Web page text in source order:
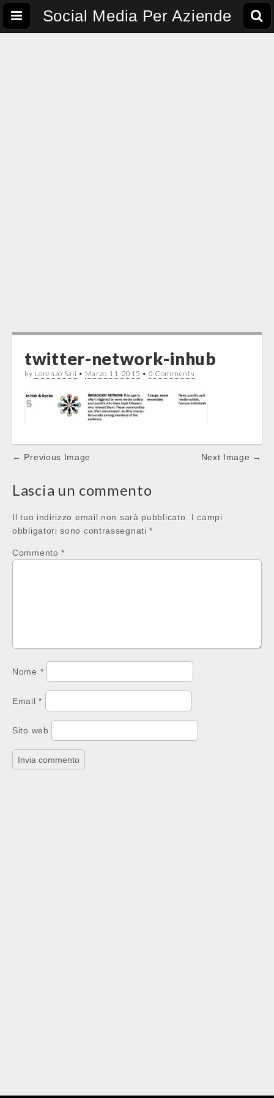
Social Media Per Aziende
twitter-network-inhub
by Lorenzo Sali • Marzo 11, 2015 • 0 Comments
Post
← Previous Image Next Image →
Lascia un commento
Il tuo indirizzo email non sarà pubblicato.
I campi
obbligatori sono contrassegnati*
Commento*
Nome *
Email*
Sito web